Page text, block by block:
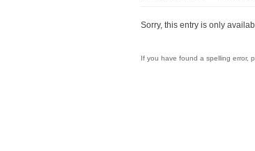
Sorry, this entry is only
If you have found a spelling error,